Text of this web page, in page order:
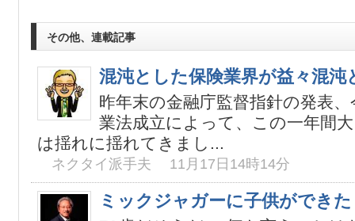
その他、連載記事
混沌とした保険業界が益々混
昨年末の金融庁監督指針の発表
業法成立によって、この一年間
は揺れに揺れてきまし...
ネクタイ派手夫 11月17日14時14分
ミックジャガーに子供ができた